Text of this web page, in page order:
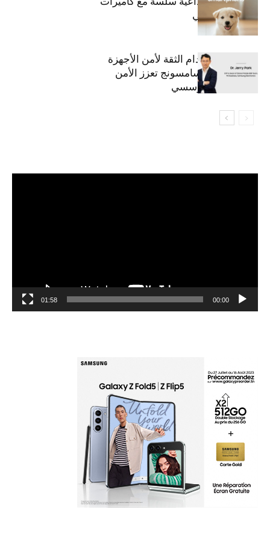
أجهزة جالاكسي
استراتيجية انعدام الثقة لأمن الأجهزة
المحمولة من سامسونج تعزز الأمن
السيبراني المؤسسي
00:00
01:58